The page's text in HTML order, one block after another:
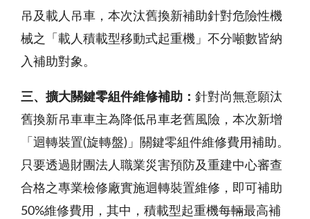
吊及載人吊車，本次汰舊換新補助針對危險性機
械之「載人積載型移動式起重機」不分噸數皆納
入補助對象。
三、擴大關鍵零組件維修補助： 針對尚無意願汰
舊換新吊車車主為降低吊車老舊風險，本次新增
「迴轉裝置(旋轉盤)」關鍵零組件維修費用補助。
只要透過財團法人職業災害預防及重建中心審查
合格之專業檢修廠實施迴轉裝置維修，即可補助
50%維修費用，其中，積載型起重機每輛最高補